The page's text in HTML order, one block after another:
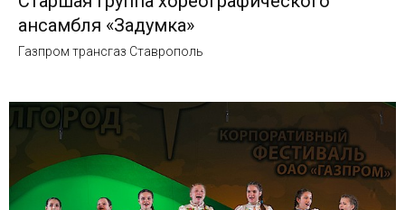
ансамбля «Задумка»
Газпром трансгаз Ставрополь